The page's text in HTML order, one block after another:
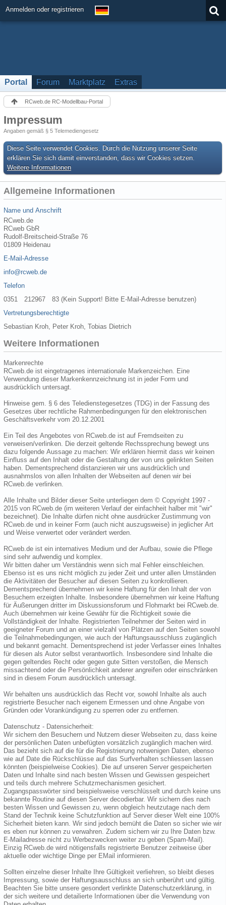
Anmelden oder registrieren
Portal Forum Marktplatz Extras
RCweb.de RC-Modellbau-Portal
Impressum
Angaben gemäß § 5 Telemediengesetz
Diese Seite verwendet Cookies. Durch die Nutzung unserer Seite
erklären Sie sich damit einverstanden, dass wir Cookies setzen.
Weitere Informationen
Allgemeine Informationen
Name und Anschrift
RCweb.de
RCweb GbR
Rudolf-Breitscheid-Straße 76
01809 Heidenau
E-Mail-Adresse
info@rcweb.de
Telefon
0351 212967 83 (Kein Support! Bitte E-Mail-Adresse benutzen)
Vertretungsberechtigte
Sebastian Kroh, Peter Kroh, Tobias Dietrich
Weitere Informationen
Markenrechte
RCweb.de ist eingetragenes internationale Markenzeichen. Eine
Verwendung dieser Markenkennzeichnung ist in jeder Form und
ausdrücklich untersagt.
Hinweise gem. § 6 des Teledienstegesetzes (TDG) in der Fassung des
Gesetzes über rechtliche Rahmenbedingungen für den elektronischen
Geschäftsverkehr vom 20.12.2001
Ein Teil des Angebotes von RCweb.de ist auf Fremdseiten zu
verweisen/verlinken. Die derzeit geltende Rechssprechung bewegt uns
dazu folgende Aussage zu machen: Wir erklären hiermit dass wir keinen
Einfluss auf den Inhalt oder die Gestaltung der von uns gelinkten Seiten
haben. Dementsprechend distanzieren wir uns ausdrücklich und
ausnahmslos von allen Inhalten der Webseiten auf denen wir bei
RCweb.de verlinken.
Alle Inhalte und Bilder dieser Seite unterliegen dem © Copyright 1997 -
2015 von RCweb.de (im weiteren Verlauf der einfachheit halber mit "wir"
bezeichnet). Die Inhalte dürfen nicht ohne ausdrücker Zustimmung von
RCweb.de und in keiner Form (auch nicht auszugsweise) in jeglicher Art
und Weise verwertet oder verändert werden.
RCweb.de ist ein internatives Medium und der Aufbau, sowie die Pflege
sind sehr aufwendig und komplex.
Wir bitten daher um Verständnis wenn sich mal Fehler einschleichen.
Ebenso ist es uns nicht möglich zu jeder Zeit und unter allen Umständen
die Aktivitäten der Besucher auf diesen Seiten zu konkrollieren.
Dementsprechend übernehmen wir keine Haftung für den Inhalt der von
Besuchern erzeigten Inhalte. Insbesondere übernehmen wir keine Haftung
für Äußerungen dritter im Diskussionsforum und Flohmarkt bei RCweb.de.
Auch übernehmen wir keine Gewähr für die Richtigkeit sowie die
Vollständigkeit der Inhalte. Registrierten Teilnehmer der Seiten wird in
geeigneter Forum und an einer vielzahl von Plätzen auf den Seiten sowohl
die Teilnahmebedingungen, wie auch der Haftungsausschluss zugänglich
und bekannt gemacht. Dementsprechend ist jeder Verfasser eines Inhaltes
für diesen als Autor selbst verantwortlich. Insbesondere sind Inhalte die
gegen geltendes Recht oder gegen gute Sitten verstoßen, die Mensch
missachtend oder die Persönlichkeit anderer angreifen oder einschränken
sind in diesem Forum ausdrücklich untersagt.
Wir behalten uns ausdrücklich das Recht vor, sowohl Inhalte als auch
registrierte Besucher nach eigenem Ermessen und ohne Angabe von
Gründen oder Vorankündigung zu sperren oder zu entfernen.
Datenschutz - Datensicherheit:
Wir sichern den Besuchern und Nutzern dieser Webseiten zu, dass keine
der persönlichen Daten unbefügten vorsätzlich zugänglich machen wird.
Das bezieht sich auf die für die Registrierung notwenigen Daten, ebenso
wie auf Date die Rückschlüsse auf das Surfverhalten schliessen lassen
könnten (beispielweise Cookies). Die auf unseren Server gespeicherten
Daten und Inhalte sind nach besten Wissen und Gewissen gespeichert
und teils durch mehrere Schutzmechanismen gesichert.
Zugangspasswörter sind beispielsweise verschlüsselt und durch keine uns
bekannte Routine auf diesen Server decodierbar. Wir sichern dies nach
besten Wissen und Gewissen zu, wenn obgleich heutzutage nach dem
Stand der Technik keine Schutzfunktion auf Server dieser Welt eine 100%
Sicherheit bieten kann. Wir sind jedoch bemüht die Daten so sicher wie wir
es eben nur können zu verwahren. Zudem sichern wir zu Ihre Daten bzw.
E-Mailadresse nicht zu Werbezwecken weiter zu geben (Spam-Mail).
Einzig RCweb.de wird nötigensfalls registrierte Benutzer zeitweise über
aktuelle oder wichtige Dinge per EMail informieren.
Sollten einzelne dieser Inhalte Ihre Gültigkeit verliehren, so bleibt dieses
Impressung, sowie der Haftungsausschluss an sich unberührt und gültig.
Beachten Sie bitte unsere gesondert verlinkte Datenschutzerklärung, in
der sich weitere und detailierte Informationen über die Verwendung von